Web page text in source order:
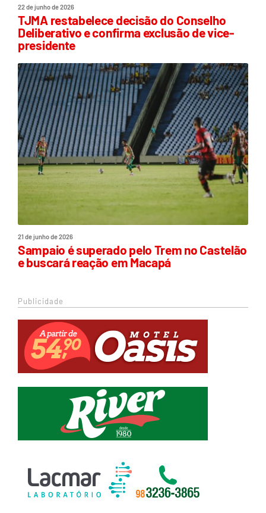
22 de junho de 2026
TJMA restabelece decisão do Conselho
Deliberativo e confirma exclusão de vice-
presidente
21 de junho de 2026
Sampaio é superado pelo Trem no Castelão
e buscará reação em Macapá
Publicidade